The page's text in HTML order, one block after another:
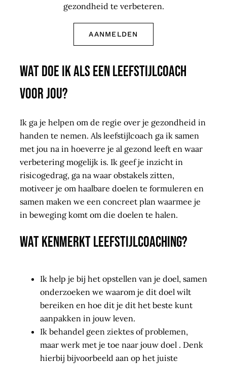
gezondheid te verbeteren.
AANMELDEN
Wat doe ik als een leefstijlcoach
voor jou?
Ik ga je helpen om de regie over je gezondheid in
handen te nemen. Als leefstijlcoach ga ik samen
met jou na in hoeverre je al gezond leeft en waar
verbetering mogelijk is. Ik geef je inzicht in
risicogedrag, ga na waar obstakels zitten,
motiveer je om haalbare doelen te formuleren en
samen maken we een concreet plan waarmee je
in beweging komt om die doelen te halen.
Wat kenmerkt leefstijlcoaching?
Ik help je bij het opstellen van je doel, samen
onderzoeken we waarom je dit doel wilt
bereiken en hoe dit je dit het beste kunt
aanpakken in jouw leven.
Ik behandel geen ziektes of problemen,
maar werk met je toe naar jouw doel . Denk
hierbij bijvoorbeeld aan op het juiste